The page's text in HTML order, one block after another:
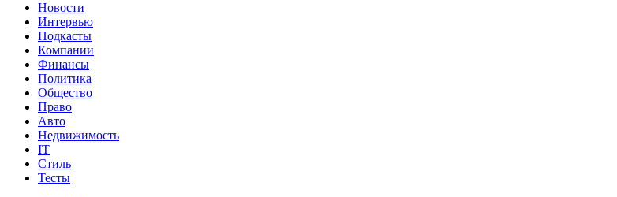
Новости
Интервью
Подкасты
Компании
Финансы
Политика
Общество
Право
Авто
Недвижимость
IT
Стиль
Тесты